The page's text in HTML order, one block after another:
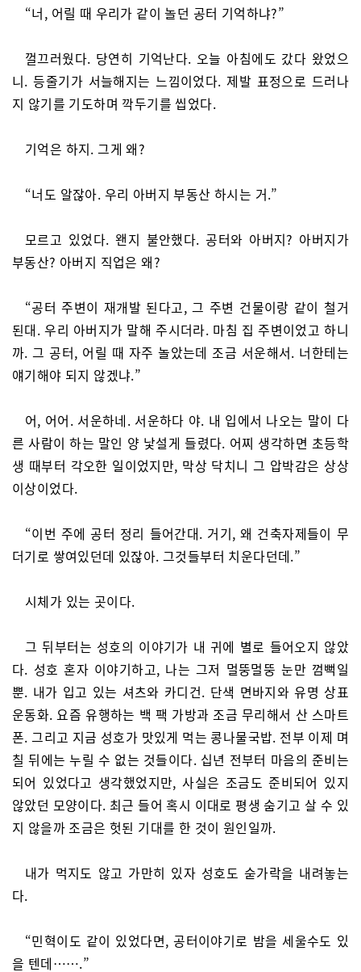
“너, 어릴 때 우리가 같이 놀던 공터 기억하냐?”
껄끄러웠다. 당연히 기억난다. 오늘 아침에도 갔다 왔었으
니. 등줄기가 서늘해지는 느낌이었다. 제발 표정으로 드러나
지 않기를 기도하며 깍두기를 씹었다.
기억은 하지. 그게 왜?
“너도 알잖아. 우리 아버지 부동산 하시는 거.”
모르고 있었다. 왠지 불안했다. 공터와 아버지? 아버지가
부동산? 아버지 직업은 왜?
“공터 주변이 재개발 된다고, 그 주변 건물이랑 같이 철거
된대. 우리 아버지가 말해 주시더라. 마침 집 주변이었고 하니
까. 그 공터, 어릴 때 자주 놀았는데 조금 서운해서. 너한테는
얘기해야 되지 않겠냐.”
어, 어어. 서운하네. 서운하다 야. 내 입에서 나오는 말이 다
른 사람이 하는 말인 양 낯설게 들렸다. 어찌 생각하면 초등학
생 때부터 각오한 일이었지만, 막상 닥치니 그 압박감은 상상
이상이었다.
“이번 주에 공터 정리 들어간대. 거기, 왜 건축자제들이 무
더기로 쌓여있던데 있잖아. 그것들부터 치운다던데.”
시체가 있는 곳이다.
그 뒤부터는 성호의 이야기가 내 귀에 별로 들어오지 않았
다. 성호 혼자 이야기하고, 나는 그저 멀뚱멀뚱 눈만 껌뻑일
뿐. 내가 입고 있는 셔츠와 카디건. 단색 면바지와 유명 상표
운동화. 요즘 유행하는 백 팩 가방과 조금 무리해서 산 스마트
폰. 그리고 지금 성호가 맛있게 먹는 콩나물국밥. 전부 이제 며
칠 뒤에는 누릴 수 없는 것들이다. 십년 전부터 마음의 준비는
되어 있었다고 생각했었지만, 사실은 조금도 준비되어 있지
않았던 모양이다. 최근 들어 혹시 이대로 평생 숨기고 살 수 있
지 않을까 조금은 헛된 기대를 한 것이 원인일까.
내가 먹지도 않고 가만히 있자 성호도 숟가락을 내려놓는
다.
“민혁이도 같이 있었다면, 공터이야기로 밤을 세울수도 있
을 텐데…….”